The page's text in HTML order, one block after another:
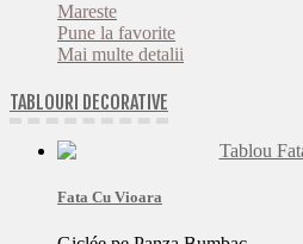
Mareste
Pune la favorite
Mai multe detalii
TABLOURI DECORATIVE
Fata Cu Vioara